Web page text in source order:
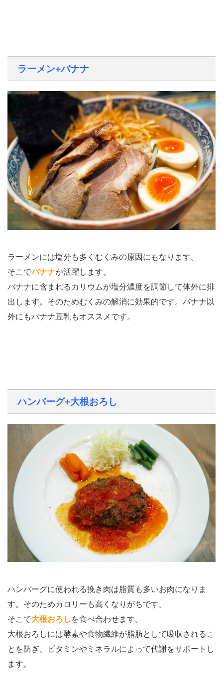
ラーメン+バナナ
ラーメンには塩分も多くむくみの原因にもなります。
そこでバナナが活躍します。
バナナに含まれるカリウムが塩分濃度を調節して体外に排
出します。そのためむくみの解消に効果的です。バナナ以
外にもバナナ豆乳もオススメです。
ハンバーグ+大根おろし
ハンバーグに使われる挽き肉は脂質も多いお肉になりま
す。そのためカロリーも高くなりがちです。
そこで大根おろし を食べ合わせます。
大根おろしには酵素や食物繊維が脂肪として吸収されるこ
とを防ぎ、ビタミンやミネラルによって代謝をサポートし
ます。